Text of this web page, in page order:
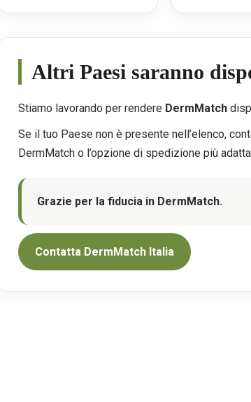
Altri Paesi saranno
Stiamo lavorando per rendere DermMatch
Se il tuo Paese non è presente nell’elenco,
DermMatch o l’opzione di spedizione più
Grazie per la fiducia in DermMatch.
Contatta DermMatch Italia